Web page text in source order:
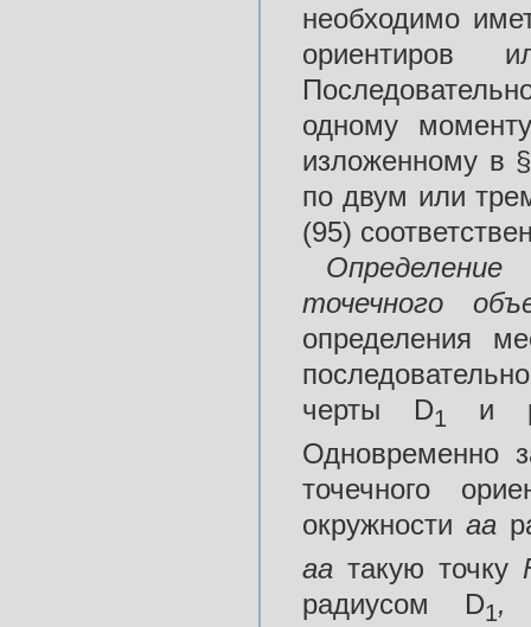
необходимо
ориентиров
одному
изложенному в
по двум или
(95)
точечного
определения
черты D1
и
Одновременно
точечного
окружности аа
аатакую точку
радиусом D1